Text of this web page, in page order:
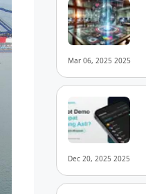
Mar 06, 2025 2025
Dec 20, 2025 2025